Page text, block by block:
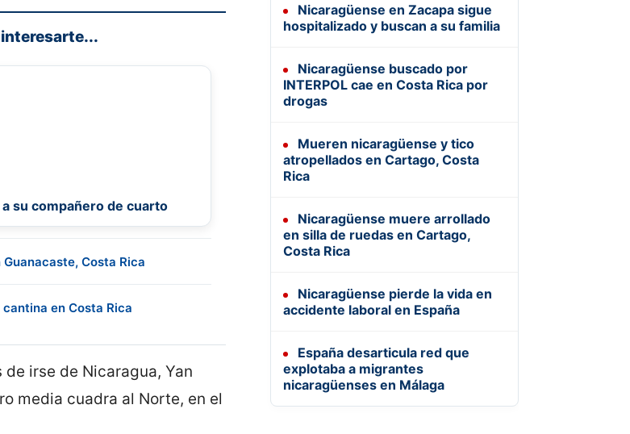
su compañero de cuarto
Costa Rica
en Costa Rica
irse de Nicaragua, Yan
media cuadra al Norte, en el
Nicaragüense en Zacapa sigue
hospitalizado y buscan a su familia
Nicaragüense buscado por
INTERPOL cae en Costa Rica por
drogas
Mueren nicaragüense y tico
atropellados en Cartago, Costa
Rica
Nicaragüense muere arrollado
en silla de ruedas en Cartago,
Costa Rica
Nicaragüense pierde la vida en
accidente laboral en España
España desarticula red que
explotaba a migrantes
nicaragüenses en Málaga